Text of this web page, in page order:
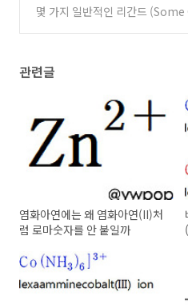
몇 가지 일반적인 리간드
관련글
염화아연에는 왜 염화아연(II)처
럼 로마숫자를 안 붙일까